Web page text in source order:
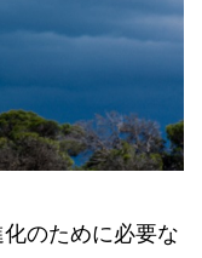
のために必要な